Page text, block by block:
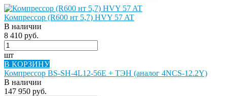
Компрессор (R600 нт 5,7) HVY 57 AT
В наличии
8 410 руб.
шт
В КОРЗИНУ
Компрессор BS-SH-4L12-56E + ТЭН (аналог 4NCS-12.2Y)
В наличии
147 950 руб.